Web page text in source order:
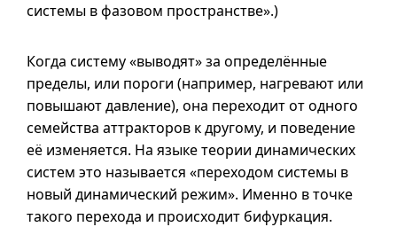
системы в фазовом пространстве».)
Когда систему «выводят» за определённые
пределы, или пороги (например, нагревают или
повышают давление), она переходит от одного
семейства аттракторов к другому, и поведение
её изменяется. На языке теории динамических
систем это называется «переходом системы в
новый динамический режим». Именно в точке
такого перехода и происходит бифуркация.